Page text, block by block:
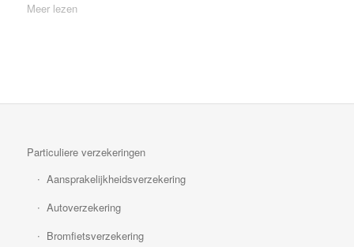
Meer lezen
Particuliere verzekeringen
Aansprakelijkheidsverzekering
Autoverzekering
Bromfietsverzekering